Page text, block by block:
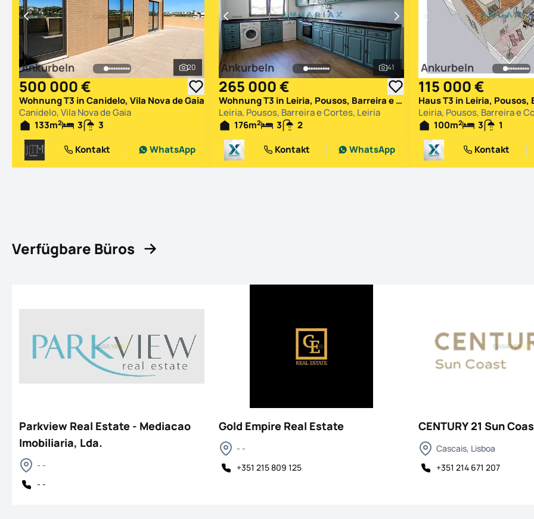
Alle Fotos ansehen
20
Ankurbeln
500 000 €
Wohnung T3 in Canidelo, Vila Nova de Gaia
Canidelo, Vila Nova de Gaia
133m2 3
3
Kontakt
WhatsApp
Alle Fotos ansehen
41
Ankurbeln
265 000 €
Wohnung T3 in Leiria, Pousos, Barreira e Cortes, Leiria
Leiria, Pousos, Barreira e Cortes, Leiria
176m2 3
2
Kontakt
WhatsApp
Ankurbeln
115 000 €
Leiria, Pousos, Barreira e
100m2 3
1
Kontakt
Verfügbare Büros
Parkview Real Estate - Mediacao
Imobiliaria, Lda.
- -
- -
Gold Empire Real Estate
- -
+351 215 809 125
CENTURY 21 Sun
Cascais, Lisboa
+351 214 671 207